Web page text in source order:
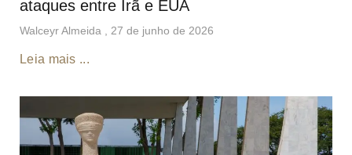
ataques entre Irã e EUA
Walceyr Almeida 27 de junho de 2026
Leia mais ...